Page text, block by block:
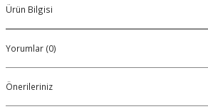
Ürün Bilgisi
Yorumlar (0)
Önerileriniz